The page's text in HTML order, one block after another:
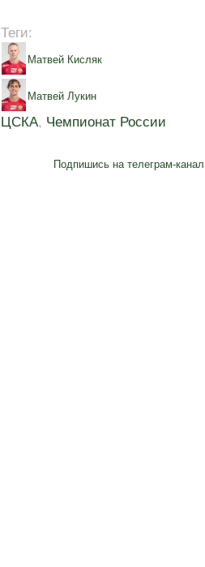
Теги:
Матвей Кисляк
Матвей Лукин
ЦСКА, Чемпионат России
Подпишись на телеграм-